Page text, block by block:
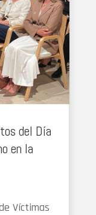
del Día
en la
Víctimas